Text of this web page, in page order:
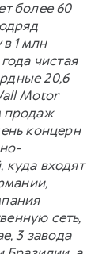
более 60
1 млн
чистая
20,6
Motor
продаж
концерн
куда входят
сеть,
3 завода